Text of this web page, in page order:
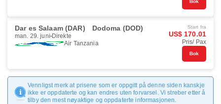
Bok
Dar es Salaam (DAR) Dodoma (DOD)
man. 29. juni Direkte
Air Tanzania
Start fra
US$ 170.01
Pris/ Pax
Bok
Vennligst merk at prisene som er oppgitt på denne siden kanskje
ikke er oppdaterte og kan endres uten forvarsel. Vi streber etter å
tilby den mest nøyaktige og oppdaterte informasjonen.